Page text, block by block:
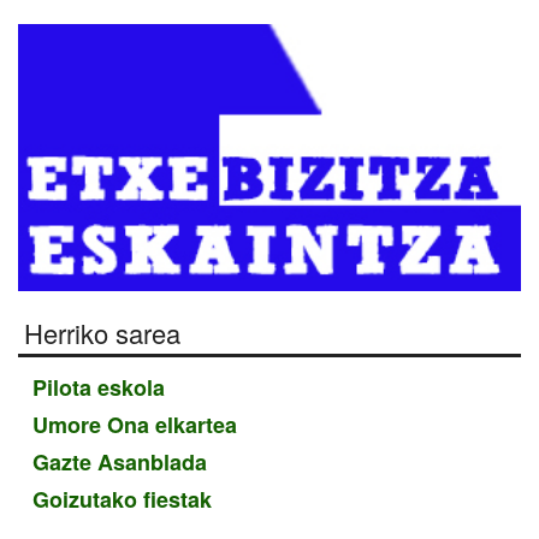
Herriko sarea
Pilota eskola
Umore Ona elkartea
Gazte Asanblada
Goizutako fiestak